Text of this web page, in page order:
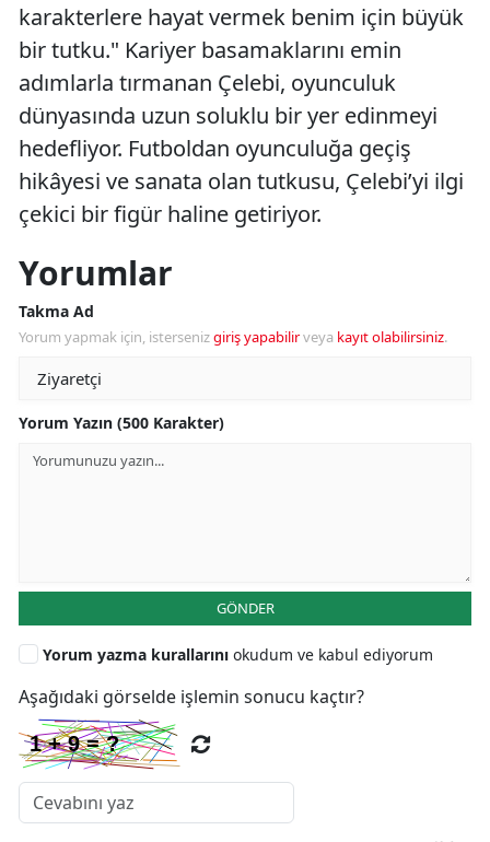
karakterlere hayat vermek benim için büyük
bir tutku." Kariyer basamaklarını emin
adımlarla tırmanan Çelebi, oyunculuk
dünyasında uzun soluklu bir yer edinmeyi
hedefliyor. Futboldan oyunculuğa geçiş
hikâyesi ve sanata olan tutkusu, Çelebi’yi ilgi
çekici bir figür haline getiriyor.
Yorumlar
Takma Ad
Yorum yapmak için, istersenizgiriş yapabilirveya kayıt olabilirsiniz.
Yorum Yazın (500 Karakter)
GÖNDER
Yorum yazma kurallarını okudum ve kabul ediyorum
Aşağıdaki görselde işlemin sonucu kaçtır?